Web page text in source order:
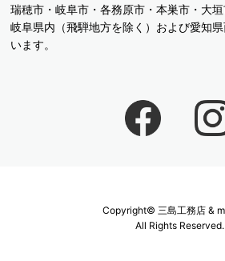
瑞穂市・岐阜市・各務原市・本巣市・大垣
岐阜県内（飛騨地方を除く）および愛知
います。
Copyright© 三島工務店 &
All Rights Reserved.